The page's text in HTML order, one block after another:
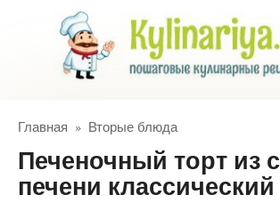
Главная » Вторые блюда
Печеночный торт из свиной
печени классический